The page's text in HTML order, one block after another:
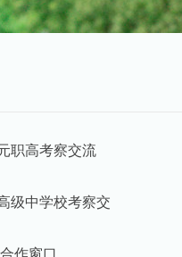
职高考察交流
级中学校考察交
作窗口